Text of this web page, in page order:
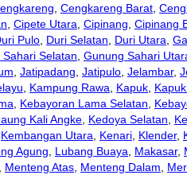
, Cengkareng Barat,
, Cipete Utara, Cipinang, Cipinang
Pulo, Duri Selatan, Duri Utara,
Selatan, Gunung Sahari
, Jatipadang, Jatipulo, Jelambar,
, Kampung Rawa, Kapuk,
, Kebayoran Lama Selatan,
Kali Angke, Kedoya Selatan,
Kembangan Utara, Kenari, Klender,
Agung, Lubang Buaya, Makasar,
, Menteng Atas, Menteng Dalam,